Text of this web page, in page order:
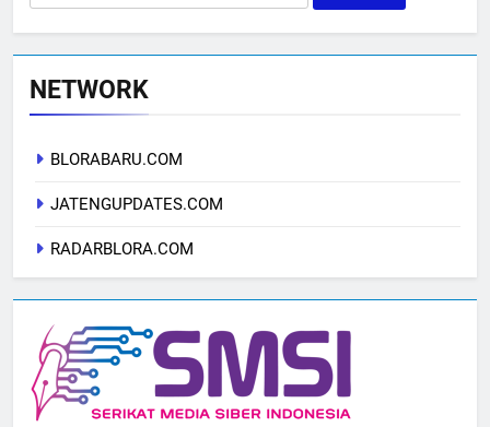
for:
NETWORK
BLORABARU.COM
JATENGUPDATES.COM
RADARBLORA.COM